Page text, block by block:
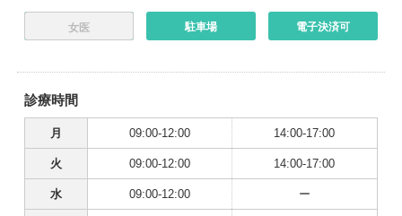
女医 駐車場 電子決済可
診療時間
月 09:00-12:00 14:00-17:00
火 09:00-12:00 14:00-17:00
水 09:00-12:00 ー